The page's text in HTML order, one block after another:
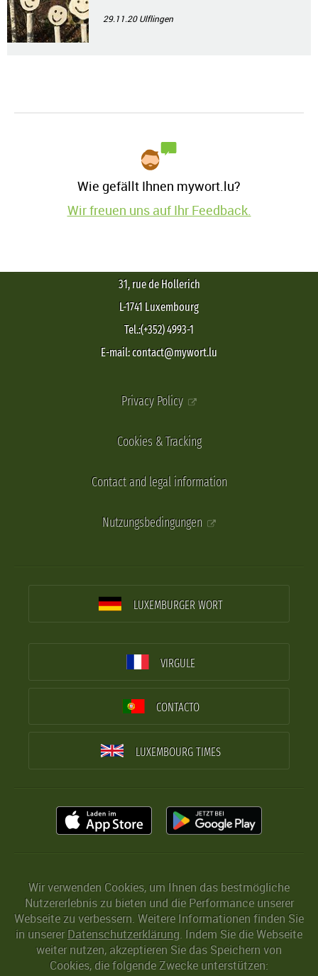
29.11.20Ulflingen
Wie gefällt Ihnen mywort.lu?
Wir freuen uns auf Ihr Feedback.
31, rue de Hollerich
L-1741 Luxembourg
Tel.:(+352) 4993-1
E-mail: contact@mywort.lu
Privacy Policy
Cookies & Tracking
Contact and legal information
Nutzungsbedingungen
LUXEMBURGER WORT
VIRGULE
CONTACTO
LUXEMBOURG TIMES
Wir verwenden Cookies, um Ihnen das bestmögliche
Nutzererlebnis zu bieten und die Performance unserer
Webseite zu verbessern. Weitere Informationen finden Sie
in unserer Datenschutzerklärung. Indem Sie die Webseite
weiter nutzen, akzeptieren Sie das Speichern von
Cookies, die folgende Zwecke unterstützen: